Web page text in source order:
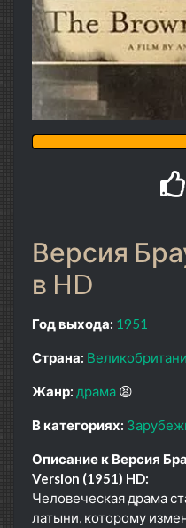
Версия
в HD
Год выхода: 1951
Страна:
Жанр: драма 😫
В категориях:
Описание к Версия
Version (1951) HD:
Человеческая драма
латыни, которому